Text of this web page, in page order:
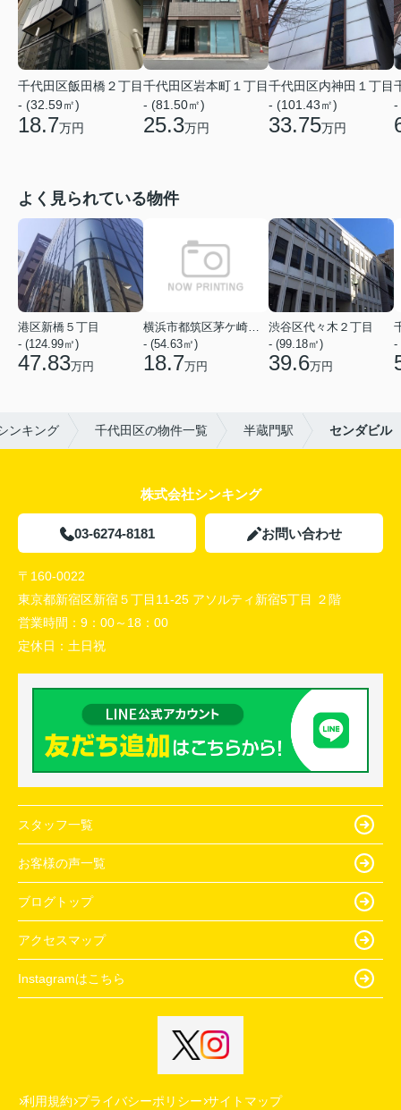
千代田区飯田橋２丁目
- (32.59㎡)
18.7万円
千代田区岩本町１丁目
- (81.50㎡)
25.3万円
千代田区内神田１丁目
- (101.43㎡)
33.75万円
-
よく見られている物件
港区新橋５丁目
- (124.99㎡)
47.83万円
- (54.63㎡)
18.7万円
渋谷区代々木２丁目
- (99.18㎡)
39.6万円
-
ンキング 千代田区の物件一覧 半蔵門駅 センダビル
株式会社シンキング
03-6274-8181 お問い合わせ
〒160-0022
東京都新宿区新宿５丁目11-25 アソルティ新宿5丁目 ２階
営業時間： 9：00～18：00
定休日： 土日祝
スタッフ一覧
お客様の声一覧
ブログトップ
アクセスマップ
Instagramはこちら
利用規約 プライバシーポリシー サイトマップ